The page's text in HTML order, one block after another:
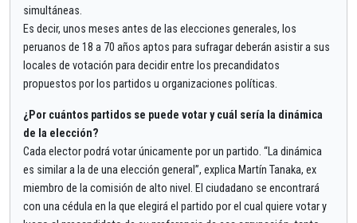
simultáneas.
Es decir, unos meses antes de las elecciones generales, los
peruanos de 18 a 70 años aptos para sufragar deberán asistir a sus
locales de votación para decidir entre los precandidatos
propuestos por los partidos u organizaciones políticas.
¿Por cuántos partidos se puede votar y cuál sería la dinámica
de la elección?
Cada elector podrá votar únicamente por un partido. “La dinámica
es similar a la de una elección general”, explica Martín Tanaka, ex
miembro de la comisión de alto nivel. El ciudadano se encontrará
con una cédula en la que elegirá el partido por el cual quiere votar y